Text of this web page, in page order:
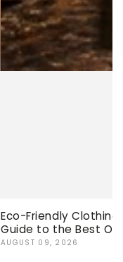
Eco-Friendly Clothing
Guide to the Best
AUGUST 09, 2026